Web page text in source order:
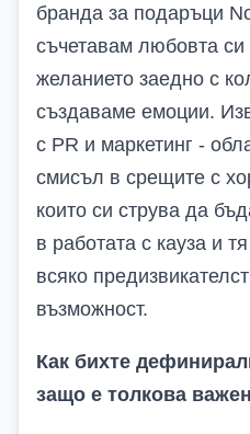
бранда за подаръци
съчетавам любовта
желанието заедно с
създаваме емоции.
с PR и маркетинг -
смисъл в срещите с
които си струва да
в работата с кауза и
всяко
възможност.
Как бихте
защо е толкова